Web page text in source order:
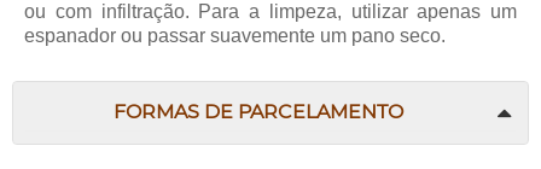
ou com infiltração. Para a limpeza, utilizar apenas um
espanador ou passar suavemente um pano seco.
FORMAS DE PARCELAMENTO